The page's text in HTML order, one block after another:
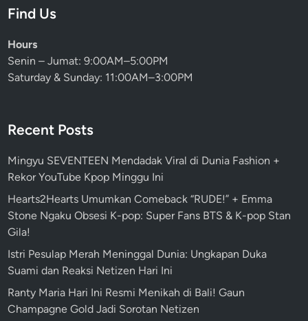
Find Us
Hours
Senin – Jumat: 9:00AM–5:00PM
Saturday & Sunday: 11:00AM–3:00PM
Recent Posts
Mingyu SEVENTEEN Mendadak Viral di Dunia Fashion +
Rekor YouTube Kpop Minggu Ini
Hearts2Hearts Umumkan Comeback “RUDE!” + Emma
Stone Ngaku Obsesi K-pop: Super Fans BTS & K-pop Stan
Gila!
Istri Pesulap Merah Meninggal Dunia: Ungkapan Duka
Suami dan Reaksi Netizen Hari Ini
Ranty Maria Hari Ini Resmi Menikah di Bali! Gaun
Champagne Gold Jadi Sorotan Netizen